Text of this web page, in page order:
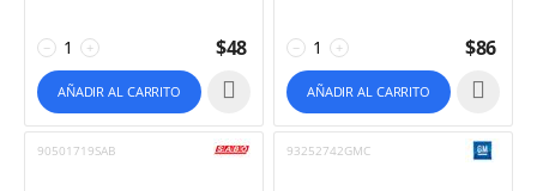
+
− $48
AÑADIR AL CARRITO
+
− $86
AÑADIR AL CARRITO
90501719SAB 93252742GMC